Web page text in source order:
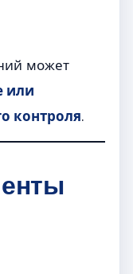
может
или
контроля.